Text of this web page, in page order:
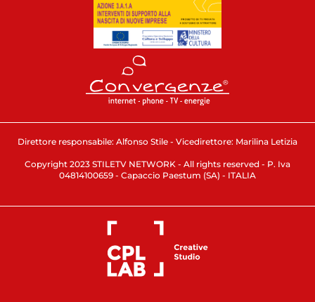
Direttore responsabile: Alfonso Stile - Vicedirettore: Marilina Letizia
Copyright 2023 STILETV NETWORK - All rights reserved - P. Iva
04814100659 - Capaccio Paestum (SA) - ITALIA